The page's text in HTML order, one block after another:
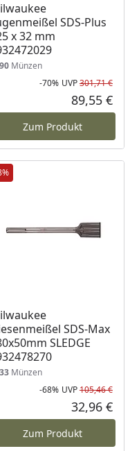
Preis
SDS-Plus
x 32 mm
90Münzen
-70% UVP301,71 €
89,55 €
Zum Produkt
Preis
SDS-Max
SLEDGE
33Münzen
-68% UVP105,46 €
32,96 €
Zum Produkt